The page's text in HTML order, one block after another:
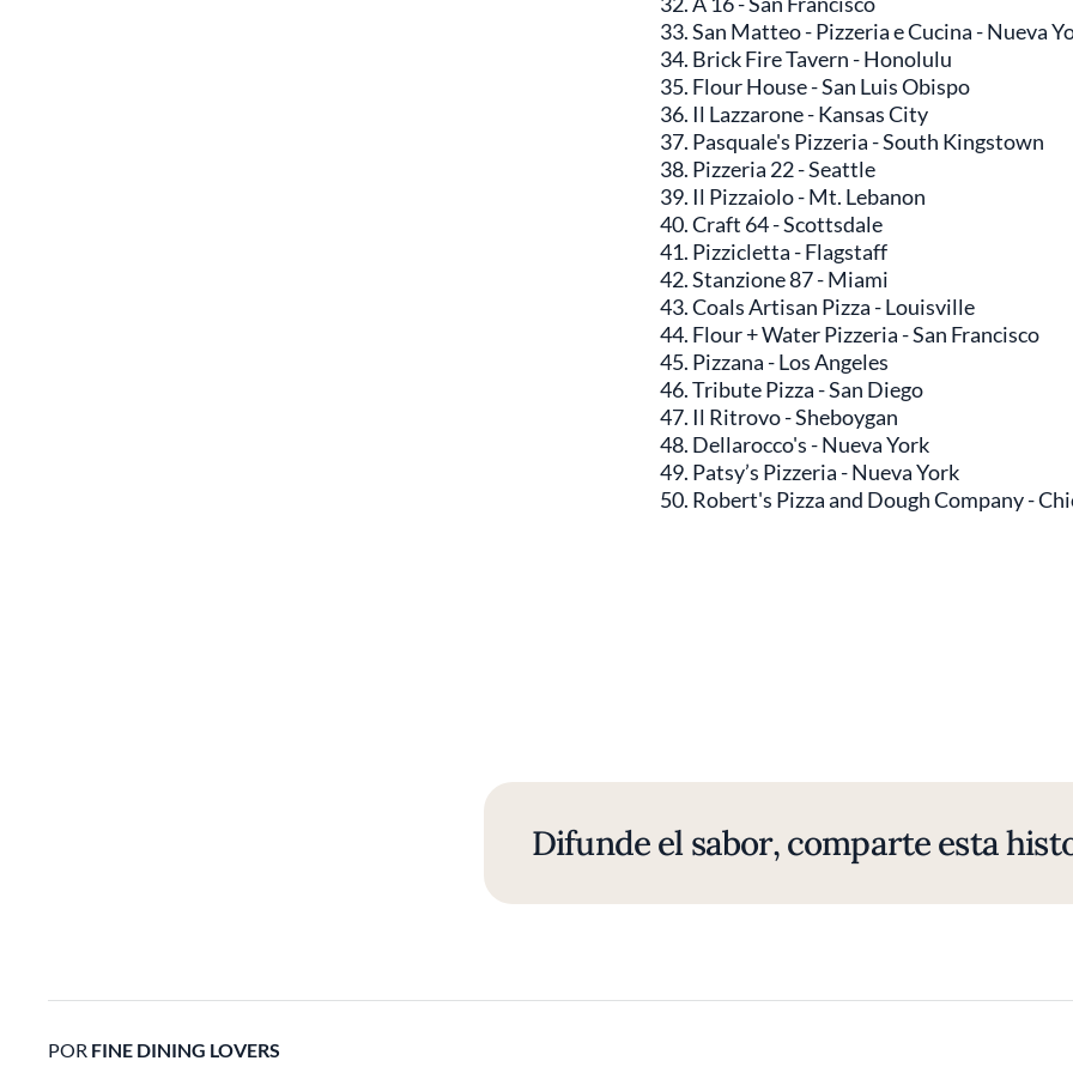
San Matteo - Pizzeria e Cucina - Nueva
Brick Fire Tavern - Honolulu
Flour House - San Luis Obispo
Il Lazzarone - Kansas City
Pasquale's Pizzeria - South Kingstown
Pizzeria 22 - Seattle
Il Pizzaiolo - Mt. Lebanon
Craft 64 - Scottsdale
Pizzicletta - Flagstaff
Stanzione 87 - Miami
Coals Artisan Pizza - Louisville
Flour + Water Pizzeria - San Francisco
Pizzana - Los Angeles
Tribute Pizza - San Diego
Il Ritrovo - Sheboygan
Dellarocco's - Nueva York
Patsy’s Pizzeria - Nueva York
Robert's Pizza and Dough Company -
Difunde el sabor, comparte esta
POR FINE DINING LOVERS